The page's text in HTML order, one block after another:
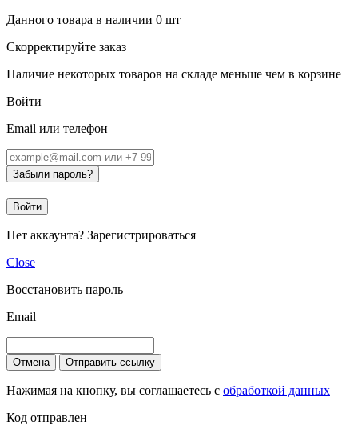
Данного товара в наличии 0 шт
Скорректируйте заказ
Наличие некоторых товаров на складе меньше чем в корзине
Войти
Email или телефон
Забыли пароль?
Войти
Нет аккаунта? Зарегистрироваться
Close
Восстановить пароль
Email
Отмена Отправить ссылку
Нажимая на кнопку, вы соглашаетесь с обработкой данных
Код отправлен